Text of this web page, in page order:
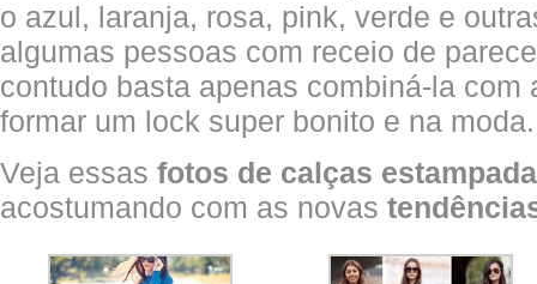
o azul, laranja, rosa, pink, verde e
algumas pessoas com receio de
contudo basta apenas combiná-la com
formar um lock super bonito e na moda.
Veja essas fotos de calças
acostumando com as novas